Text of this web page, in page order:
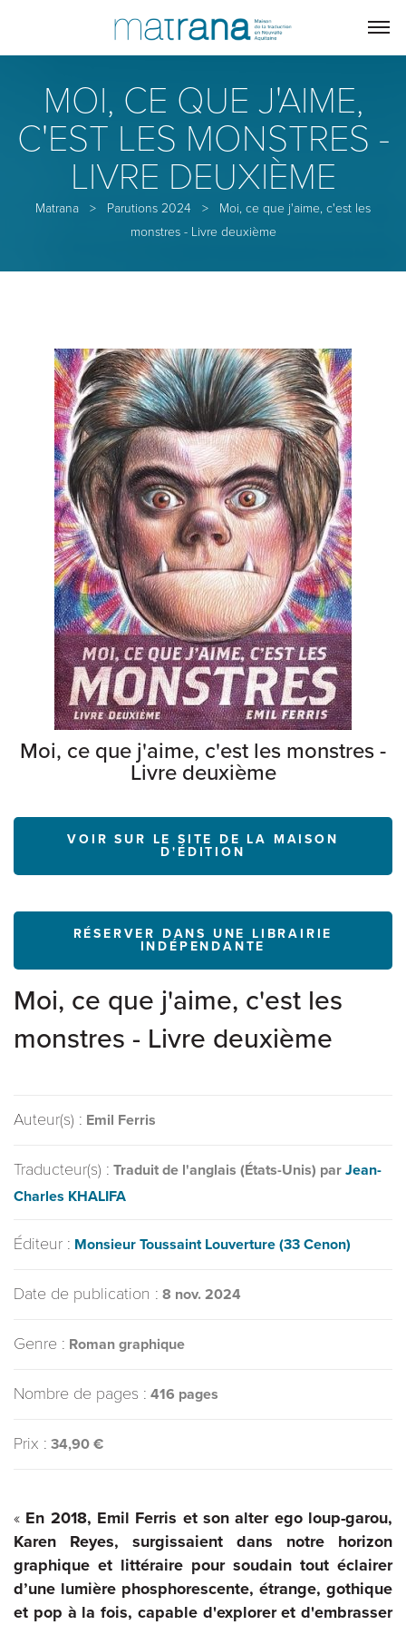
MOI, CE QUE J'AIME,
C'EST LES MONSTRES -
LIVRE DEUXIÈME
Matrana > Parutions 2024 >
Moi, ce que j'aime, c'est les
monstres - Livre deuxième
Moi, ce que j'aime, c'est les monstres -
Livre deuxième
VOIR SUR LE SITE DE LA MAISON
D'ÉDITION
RÉSERVER DANS UNE LIBRAIRIE
INDÉPENDANTE
Moi, ce que j'aime, c'est les
monstres - Livre deuxième
Auteur(s) : Emil Ferris
Traducteur(s) : Traduit de l'anglais (États-Unis) par Jean-
Charles KHALIFA
Éditeur : Monsieur Toussaint Louverture (33 Cenon)
Date de publication : 8 nov. 2024
Genre : Roman graphique
Nombre de pages : 416 pages
Prix : 34,90 €
« En 2018, Emil Ferris et son alter ego loup-garou,
Karen Reyes, surgissaient dans notre horizon
graphique et littéraire pour soudain tout éclairer
d’une lumière phosphorescente, étrange, gothique
et pop à la fois, capable d'explorer et d'embrasser